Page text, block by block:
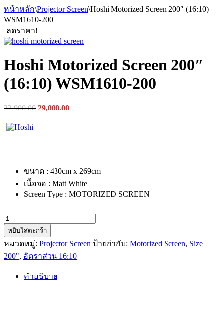
หน้าหลัก\Projector Screen\Hoshi Motorized Screen 200″ (16:10)
WSM1610-200
ลดราคา!
Hoshi Motorized Screen 200″
(16:10) WSM1610-200
32,900.00 Original
29,000.00Current
ขนาด : 430cm x 269cm
เนื้อจอ : Matt White
Screen Type : MOTORIZED SCREEN
จำนวน
Hoshi
Motorized
Screen
200″
WSM1610-
หยิบใส่ตะกร้า
หมวดหมู่: Projector Screen ป้ายกำกับ: Motorized Screen, Size
200", อัตราส่วน 16:10
คำอธิบาย